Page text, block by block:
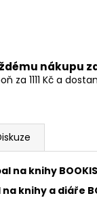
nákupu za
za 1111 Kč a
na knihy
na knihy a diáře